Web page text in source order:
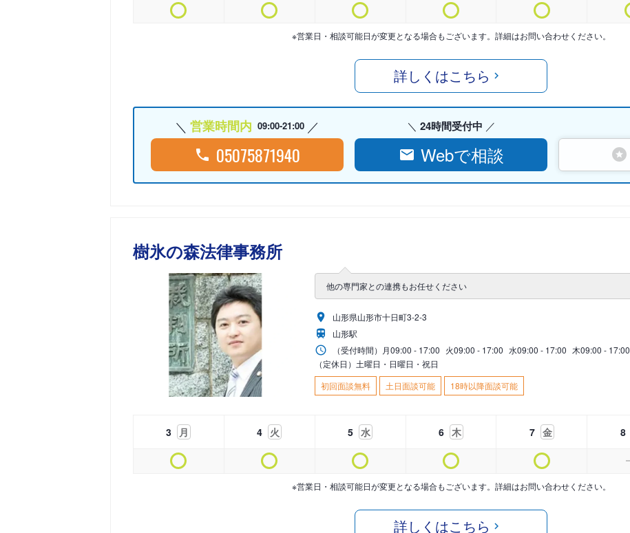
※営業日・相談可能日が変更となる場合もございます。詳細はお問い合わせください。
詳しくはこちら
営業時間内 09:00-21:00
05075871940
24時間受付中
Webで相談
樹氷の森法律事務所
他の専門家との連携もお任せください
山形県山形市十日町3-2-3
山形駅
（受付時間） 月09:00 - 17:00 火09:00 - 17:00 水09:00 - 17:00 木09:00 - 17:00
（定休日）土曜日・日曜日・祝日
初回面談無料
土日面談可能 18時以降面談可能
3 月 4 火 5 水 6 木 7 金 8
※営業日・相談可能日が変更となる場合もございます。詳細はお問い合わせください。
詳しくはこちら